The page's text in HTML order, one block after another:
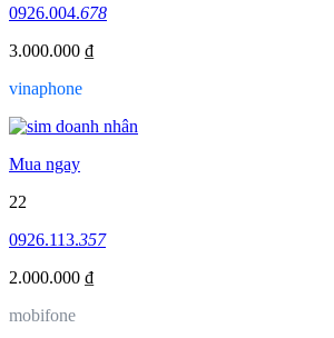
0926.004.678
3.000.000 ₫
vinaphone
Mua ngay
22
0926.113.357
2.000.000 ₫
mobifone